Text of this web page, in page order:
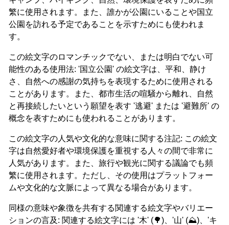
繁に使用されます。また、誰かが公園にいることや国立
公園を訪れる予定であることを示すためにも使われま
す。
この絵文字のロマンチックでない、または明白でない可
能性のある使用法: '国立公園' の絵文字は、平和、静け
さ、自然への感謝の気持ちを表現するために使用される
ことがあります。また、都市生活の喧騒から離れ、自然
と再接続したいという願望を表す '逃避' または '避難所' の
概念を表すためにも使われることがあります。
この絵文字の人気や文化的な意味に関する注記: この絵文
字は自然愛好者や環境保護を重視する人々の間で非常に
人気があります。また、旅行や観光に関する議論でも頻
繁に使用されます。ただし、その使用はプラットフォー
ムや文化的な文脈によって異なる場合があります。
同様の意味や象徴を共有する関連する絵文字やバリエー
ションの言及: 関連する絵文字には '木' (🌳)、'山' (⛰️)、'キ